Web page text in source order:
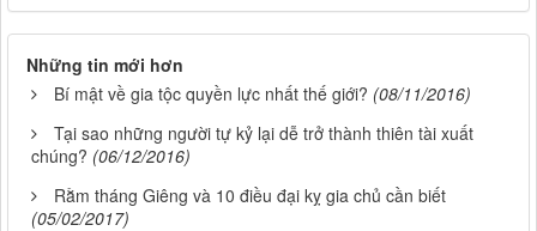
Những tin mới hơn
Bí mật về gia tộc quyền lực nhất thế giới? (08/11/2016)
Tại sao những người tự kỷ lại dễ trở thành thiên tài xuất
chúng? (06/12/2016)
Rằm tháng Giêng và 10 điều đại kỵ gia chủ cần biết
(05/02/2017)